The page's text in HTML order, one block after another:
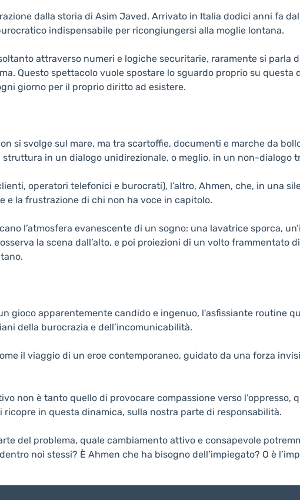
dalla storia di Asim Javed. Arrivato in Italia dodici anni fa
indispensabile per ricongiungersi alla moglie lontana.
attraverso numeri e logiche securitarie, raramente si parla
Questo spettacolo vuole spostare lo sguardo proprio su questa
giorno per il proprio diritto ad esistere.
si svolge sul mare, ma tra scartoffie, documenti e marche da
struttura in un dialogo unidirezionale, o meglio, in un non-
operatori telefonici e burocrati), l’altro, Ahmen, che, in una
e la frustrazione di chi non ha voce in capitolo.
l’atmosfera evanescente di un sogno: una lavatrice sporca,
la scena dall’alto, e poi proiezioni di un volto frammentato
gioco apparentemente candido e ingenuo, l'asfissiante routine
della burocrazia e dell’incomunicabilità.
il viaggio di un eroe contemporaneo, guidato da una forza
non è tanto quello di provocare compassione verso
in questa dinamica, sulla nostra parte di responsabilità.
del problema, quale cambiamento attivo e consapevole
noi stessi? È Ahmen che ha bisogno dell’impiegato? O è